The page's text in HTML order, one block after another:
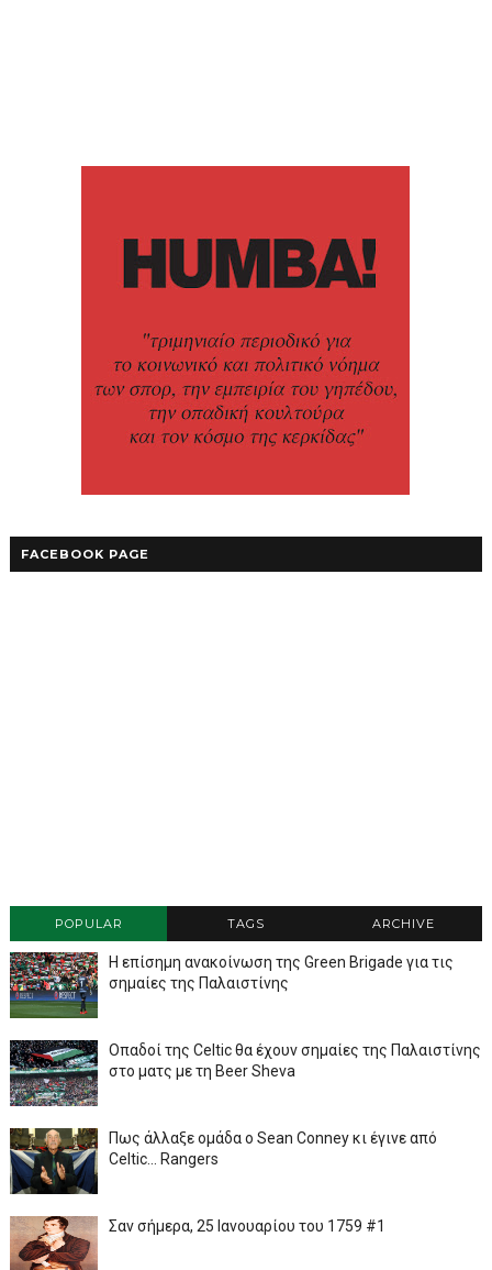
FACEBOOK PAGE
POPULAR TAGS ARCHIVE
Η επίσημη ανακοίνωση της Green Brigade για τις
σημαίες της Παλαιστίνης
Οπαδοί της Celtic θα έχουν σημαίες της Παλαιστίνης
στο ματς με τη Beer Sheva
Πως άλλαξε ομάδα ο Sean Conney κι έγινε από
Celtic... Rangers
Σαν σήμερα, 25 Ιανουαρίου του 1759 #1